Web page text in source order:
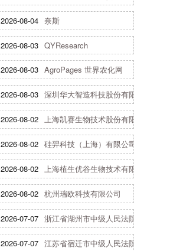
2026-08-04 奈斯
2026-08-03 QYResearch
2026-08-03 AgroPages 世界农化网
2026-08-03 深圳华大智造科技股份有限公司
2026-08-02 上海凯赛生物技术股份有限公司
2026-08-02 硅羿科技（上海）有限公司
2026-08-02 上海植生优谷生物技术有限公司
2026-08-02 杭州瑞欧科技有限公司
2026-07-07 浙江省湖州市中级人民法院
2026-07-07 江苏省宿迁市中级人民法院